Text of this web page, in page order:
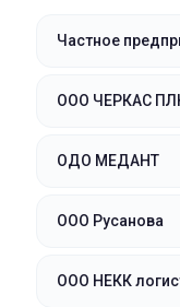
Частное
ООО ЧЕРКАС
ОДО МЕДАНТ
ООО Русанова
ООО НЕКК